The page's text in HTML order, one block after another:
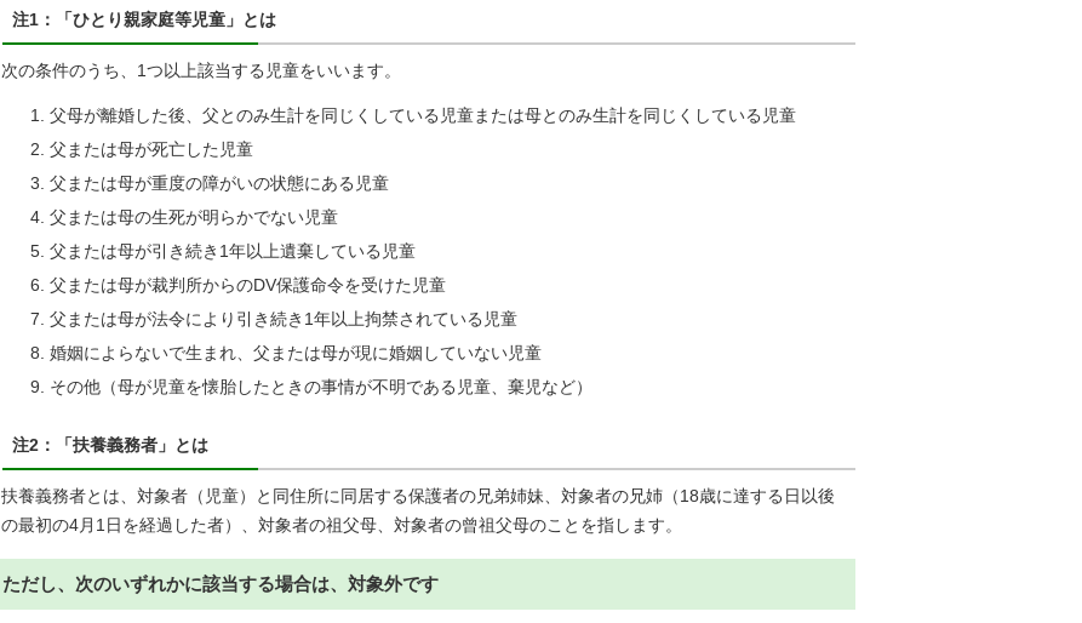
注1：「ひとり親家庭等児童」とは
次の条件のうち、1つ以上該当する児童をいいます。
父母が離婚した後、父とのみ生計を同じくしている児童または母とのみ生計を同じくしている児童
父または母が死亡した児童
父または母が重度の障がいの状態にある児童
父または母の生死が明らかでない児童
父または母が引き続き1年以上遺棄している児童
父または母が裁判所からのDV保護命令を受けた児童
父または母が法令により引き続き1年以上拘禁されている児童
婚姻によらないで生まれ、父または母が現に婚姻していない児童
その他（母が児童を懐胎したときの事情が不明である児童、棄児など）
注2：「扶養義務者」とは
扶養義務者とは、対象者（児童）と同住所に同居する保護者の兄弟姉妹、対象者の兄姉（18歳に達する日以後
の最初の4月1日を経過した者）、対象者の祖父母、対象者の曾祖父母のことを指します。
ただし、次のいずれかに該当する場合は、対象外です